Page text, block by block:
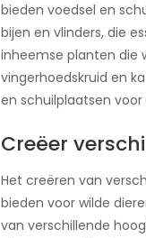
bieden voedsel en
bijen en vlinders, die
inheemse planten die
vingerhoedskruid en
en schuilplaatsen
Creëer
Het creëren van
bieden voor wilde
van verschillende